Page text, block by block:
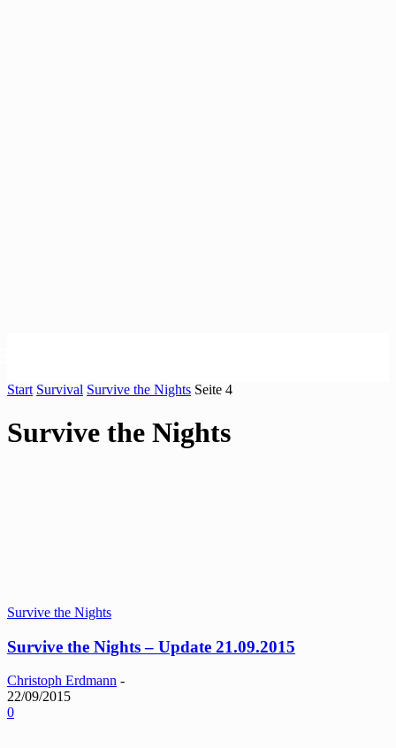
Start Survival Survive the Nights Seite 4
Survive the Nights
Survive the Nights
Survive the Nights – Update 21.09.2015
Christoph Erdmann -
22/09/2015
0